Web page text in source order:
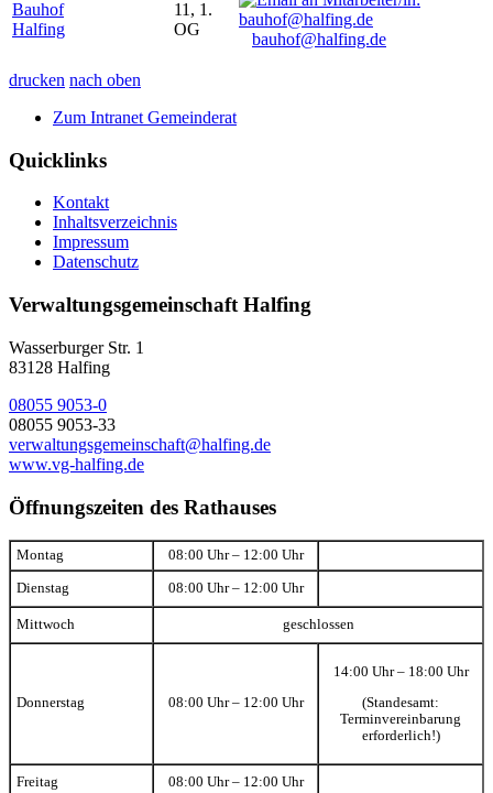
Bauhof
Halfing
11, 1.
OG
bauhof@halfing.de
drucken nach oben
Zum Intranet Gemeinderat
Quicklinks
Kontakt
Inhaltsverzeichnis
Impressum
Datenschutz
Verwaltungsgemeinschaft Halfing
Wasserburger Str. 1
83128 Halfing
08055 9053-0
08055 9053-33
verwaltungsgemeinschaft@halfing.de
www.vg-halfing.de
Öffnungszeiten des Rathauses
Montag 08:00 Uhr – 12:00 Uhr
Dienstag 08:00 Uhr – 12:00 Uhr
Mittwoch geschlossen
Donnerstag 08:00 Uhr – 12:00 Uhr
14:00 Uhr – 18:00 Uhr
(Standesamt:
Terminvereinbarung
erforderlich!)
Freitag 08:00 Uhr – 12:00 Uhr